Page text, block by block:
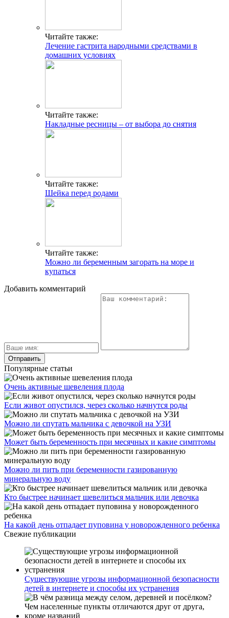
Читайте также:
Лечение гастрита народными средствами в
домашних условиях
Читайте также:
Накладные ресницы – от выбора до снятия
Читайте также:
Шейка перед родами
Читайте также:
Можно ли беременным загорать на море и
купаться
Добавить комментарий
Популярные статьи
Очень активные шевеления плода
Если живот опустился, через сколько начнутся роды
Можно ли спутать мальчика с девочкой на УЗИ
Может быть беременность при месячных и какие симптомы
Можно ли пить при беременности газированную
минеральную воду
Кто быстрее начинает шевелиться мальчик или девочка
На какой день отпадает пуповина у новорожденного ребенка
Свежие публикации
Существующие угрозы информационной безопасности
детей в интернете и способы их устранения